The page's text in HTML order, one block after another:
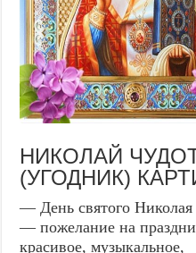
НИКОЛАЙ
(УГОДНИК)
— День святого Николая
— пожелание на
красивое, музыкальное,